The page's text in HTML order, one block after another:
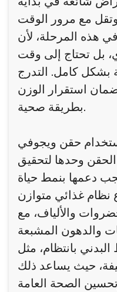
هذه المرحلة، لأن
بل تحتاج إلى وقت
بشكل كامل. التدرج
استقرار الوزن
بطريقة صحية.
حقن ويجوفي
الحقن وحدها لتحقيق
دعمها بنمط حياة
غذائي متوازن
والألياف، مع
بانتظام، مثل
حيث يساعد ذلك